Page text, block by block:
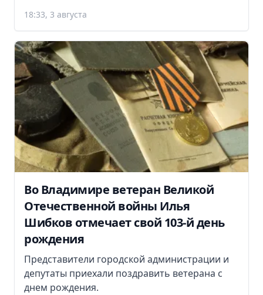
18:33, 3 августа
Во Владимире ветеран Великой
Отечественной войны Илья
Шибков отмечает свой 103-й день
рождения
Представители городской администрации и
депутаты приехали поздравить ветерана с
днем рождения.